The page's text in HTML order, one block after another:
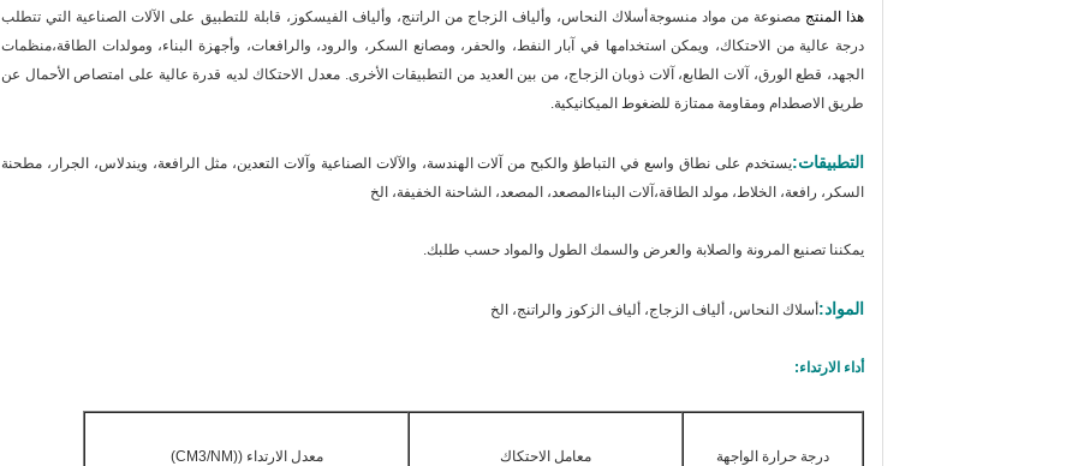
هذا المنتج مصنوعة من مواد منسوجة أسلاك النحاس، وألياف الزجاج من الراتنج، وألياف الفيسكوز ، قابلة للتطبيق على الآلات الصناعية التي تتطلب
درجة عالية من الاحتكاك، ويمكن استخدامها في آبار النفط، والحفر، ومصانع السكر، والرود، والرافعات، وأجهزة البناء، ومولدات الطاقة،منظمات
الجهد، قطع الورق، آلات الطابع، آلات ذوبان الزجاج، من بين العديد من التطبيقات الأخرى. معدل الاحتكاك لديه قدرة عالية على امتصاص الأحمال عن
طريق الاصطدام ومقاومة ممتازة للضغوط الميكانيكية.
التطبيقات:يستخدم على نطاق واسع في التباطؤ والكبح من آلات الهندسة، والآلات الصناعية وآلات التعدين، مثل الرافعة، ويندلاس، الجرار، مطحنة
السكر، رافعة، الخلاط، مولد الطاقة،آلات البناءالمصعد، المصعد، الشاحنة الخفيفة، الخ
يمكننا تصنيع المرونة والصلابة والعرض والسمك الطول والمواد حسب طلبك.
المواد: أسلاك النحاس، ألياف الزجاج، ألياف الزكوز والراتنج، الخ
أداء الارتداء:
درجة حرارة الواجهة معامل الاحتكاك معدل الارتداء ((CM3/NM)